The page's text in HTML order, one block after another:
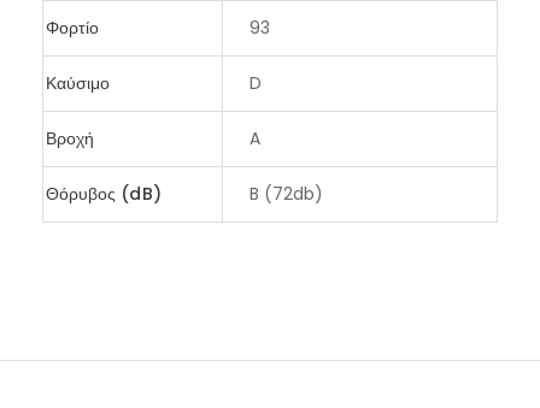
Φορτίο 93
Καύσιμο D
Βροχή A
Θόρυβος (dB) B (72db)